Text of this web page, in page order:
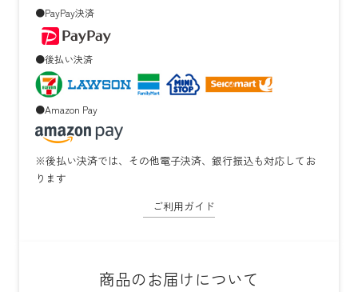
●PayPay決済
●後払い決済
●Amazon Pay
※後払い決済では、その他電子決済、銀行振込も対応してお
ります
ご利用ガイド
商品のお届けについて